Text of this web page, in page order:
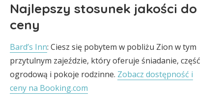
Najlepszy stosunek jakości do
ceny
Bard’s Inn: Ciesz się pobytem w pobliżu Zion w tym
przytulnym zajeździe, który oferuje śniadanie, część
ogrodową i pokoje rodzinne. Zobacz dostępność i
ceny na Booking.com